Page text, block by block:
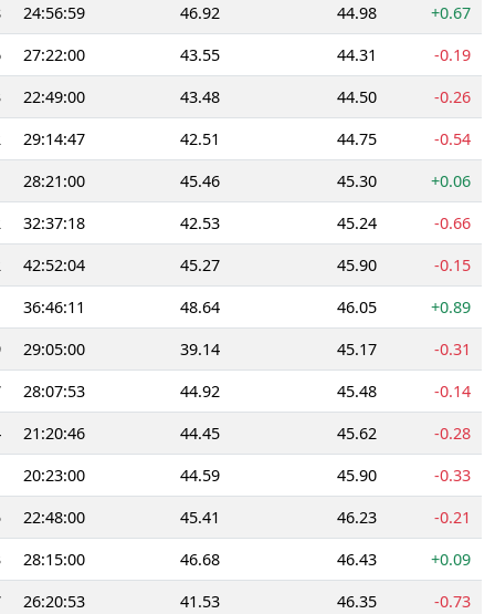
24:56:59 46.92 44.98
+0.67
27:22:00 43.55 44.31
-0.19
22:49:00 43.48 44.50
-0.26
29:14:47 42.51 44.75
-0.54
28:21:00 45.46 45.30
+0.06
32:37:18 42.53 45.24
-0.66
42:52:04 45.27 45.90
-0.15
36:46:11 48.64 46.05
+0.89
29:05:00 39.14 45.17
-0.31
28:07:53 44.92 45.48
-0.14
21:20:46 44.45 45.62
-0.28
20:23:00 44.59 45.90
-0.33
22:48:00 45.41 46.23
-0.21
28:15:00 46.68 46.43
+0.09
26:20:53 41.53 46.35 -0.73